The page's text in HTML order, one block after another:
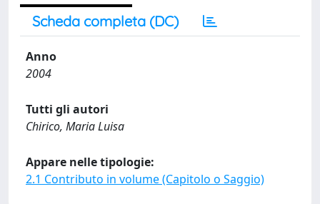
Scheda completa (DC)
Anno
2004
Tutti gli autori
Chirico, Maria Luisa
Appare nelle tipologie:
2.1 Contributo in volume (Capitolo o Saggio)